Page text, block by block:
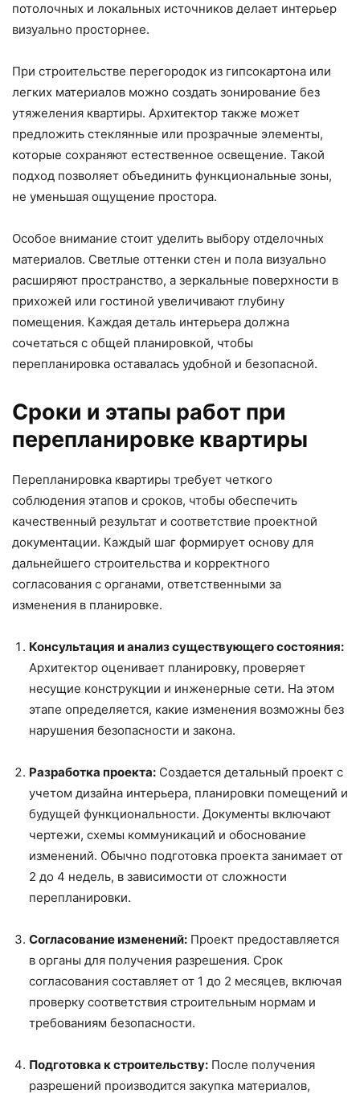
потолочных и локальных источников делает интерьер
визуально просторнее.
При строительстве перегородок из гипсокартона или
легких материалов можно создать зонирование без
утяжеления квартиры. Архитектор также может
предложить стеклянные или прозрачные элементы,
которые сохраняют естественное освещение. Такой
подход позволяет объединить функциональные зоны,
не уменьшая ощущение простора.
Особое внимание стоит уделить выбору отделочных
материалов. Светлые оттенки стен и пола визуально
расширяют пространство, а зеркальные поверхности в
прихожей или гостиной увеличивают глубину
помещения. Каждая деталь интерьера должна
сочетаться с общей планировкой, чтобы
перепланировка оставалась удобной и безопасной.
Сроки и этапы работ при
перепланировке квартиры
Перепланировка квартиры требует четкого
соблюдения этапов и сроков, чтобы обеспечить
качественный результат и соответствие проектной
документации. Каждый шаг формирует основу для
дальнейшего строительства и корректного
согласования с органами, ответственными за
изменения в планировке.
Консультация и анализ существующего состояния:
Архитектор оценивает планировку, проверяет
несущие конструкции и инженерные сети. На этом
этапе определяется, какие изменения возможны без
нарушения безопасности и закона.
Разработка проекта: Создается детальный проект с
учетом дизайна интерьера, планировки помещений и
будущей функциональности. Документы включают
чертежи, схемы коммуникаций и обоснование
изменений. Обычно подготовка проекта занимает от
2 до 4 недель, в зависимости от сложности
перепланировки.
Согласование изменений: Проект предоставляется
в органы для получения разрешения. Срок
согласования составляет от 1 до 2 месяцев, включая
проверку соответствия строительным нормам и
требованиям безопасности.
Подготовка к строительству: После получения
разрешений производится закупка материалов,